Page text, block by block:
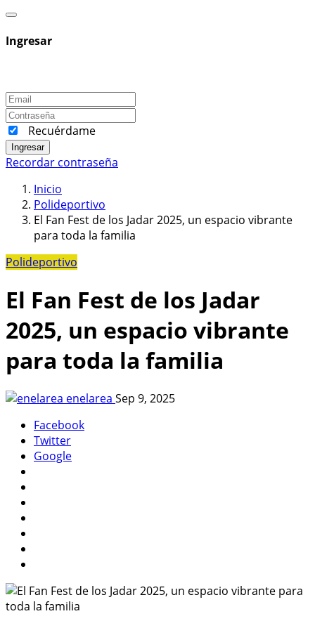
Ingresar
Recuérdame
Ingresar
Recordar contraseña
Inicio
Polideportivo
El Fan Fest de los Jadar 2025, un espacio vibrante
para toda la familia
Polideportivo
El Fan Fest de los Jadar
2025, un espacio vibrante
para toda la familia
enelarea Sep 9, 2025
Facebook
Twitter
Google